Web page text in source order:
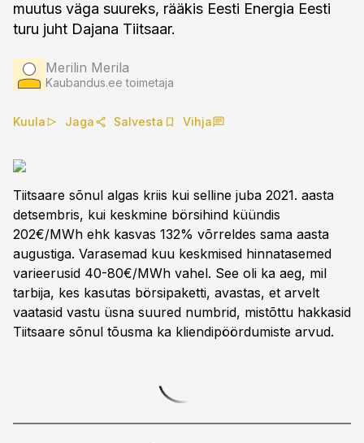
muutus väga suureks, rääkis Eesti Energia Eesti
turu juht Dajana Tiitsaar.
Merilin Merila
Kaubandus.ee toimetaja
Kuula Jaga Salvesta Vihja
Tiitsaare sõnul algas kriis kui selline juba 2021. aasta
detsembris, kui keskmine börsihind küündis
202€/MWh ehk kasvas 132% võrreldes sama aasta
augustiga. Varasemad kuu keskmised hinnatasemed
varieerusid 40-80€/MWh vahel. See oli ka aeg, mil
tarbija, kes kasutas börsipaketti, avastas, et arvelt
vaatasid vastu üsna suured numbrid, mistõttu hakkasid
Tiitsaare sõnul tõusma ka kliendipöördumiste arvud.